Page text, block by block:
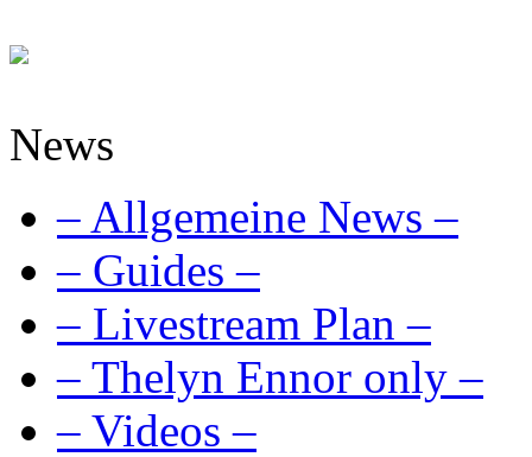
News
– Allgemeine News –
– Guides –
– Livestream Plan –
– Thelyn Ennor only –
– Videos –